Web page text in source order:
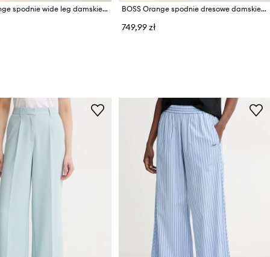
BOSS Orange spodnie wide leg damskie bawełniane z elastanem C_Tawide BOSS Orange spodnie dresowe damskie z modalem C_Ecurt
749,99 zł